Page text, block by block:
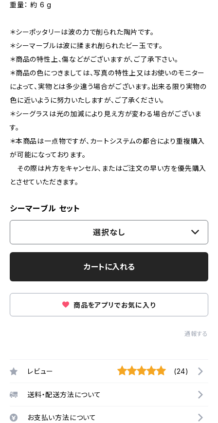
重量： 約 6 g
＊シーポッタリーは波の力で削られた陶片です。
＊シーマーブルは波に揉まれ削られたビー玉です。
＊商品の特性上、傷などがございますが、ご了承下さい。
＊商品の色につきましては、写真の特性上又はお使いのモニター
によって、実物とは多少違う場合がございます。出来る限り実物の
色に近いように努力いたしますが、ご了承ください。
＊シーグラスは光の加減により見え方が変わる場合がございま
す。
＊本商品は一点物ですが、カートシステムの都合により重複購入
が可能になっております。
その際は片方をキャンセル、またはご注文の早い方を優先購入
とさせていただきます。
シーマーブル セット
選択なし
カートに入れる
商品をアプリでお気に入り
通報する
レビュー (24)
送料・配送方法について
お支払い方法について